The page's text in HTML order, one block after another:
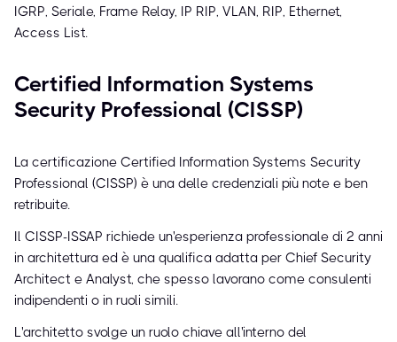
IGRP, Seriale, Frame Relay, IP RIP, VLAN, RIP, Ethernet,
Access List.
Certified Information Systems
Security Professional (CISSP)
La certificazione Certified Information Systems Security
Professional (CISSP) è una delle credenziali più note e ben
retribuite.
Il CISSP-ISSAP richiede un'esperienza professionale di 2 anni
in architettura ed è una qualifica adatta per Chief Security
Architect e Analyst, che spesso lavorano come consulenti
indipendenti o in ruoli simili.
L'architetto svolge un ruolo chiave all'interno del